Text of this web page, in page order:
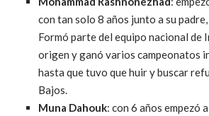
con tan solo 8 años junto a su padre,
Formó parte del equipo nacional de
origen y ganó varios campeonatos
hasta que tuvo que huir y buscar
Bajos.
Muna Dahouk: con 6 años empezó